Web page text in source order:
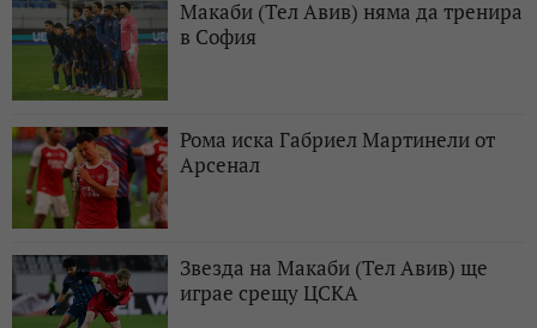
Макаби (Тел Авив) няма да тренира
в София
Рома иска Габриел Мартинели от
Арсенал
Звезда на Макаби (Тел Авив) ще
играе срещу ЦСКА